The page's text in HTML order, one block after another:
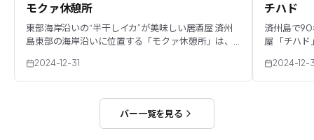
モクァ休憩所
東部海岸沿いの“半干しイカ”が美味しい居酒屋 済州
島東部の海岸沿いに位置する「モクァ休憩所」は、
カ”を堪能できる...
2024-12-31
チハド
済州島で
屋 「チハ
代のレト...
2024-12-
バー一覧を見る